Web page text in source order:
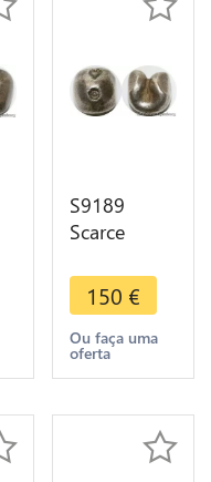
S9189
Scarce
Baht Rama
IV Silver Pot
Duong -
>Make
150 €
Ou faça uma
oferta